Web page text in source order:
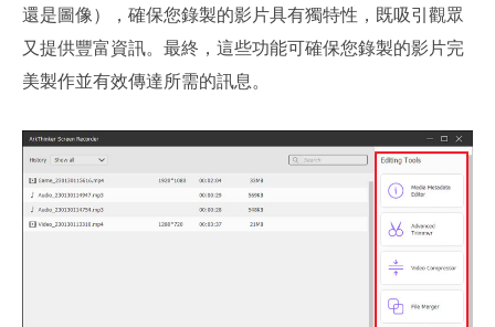
還是圖像），確保您錄製的影片具有獨特性，既吸引觀眾
又提供豐富資訊。最終，這些功能可確保您錄製的影片完
美製作並有效傳達所需的訊息。